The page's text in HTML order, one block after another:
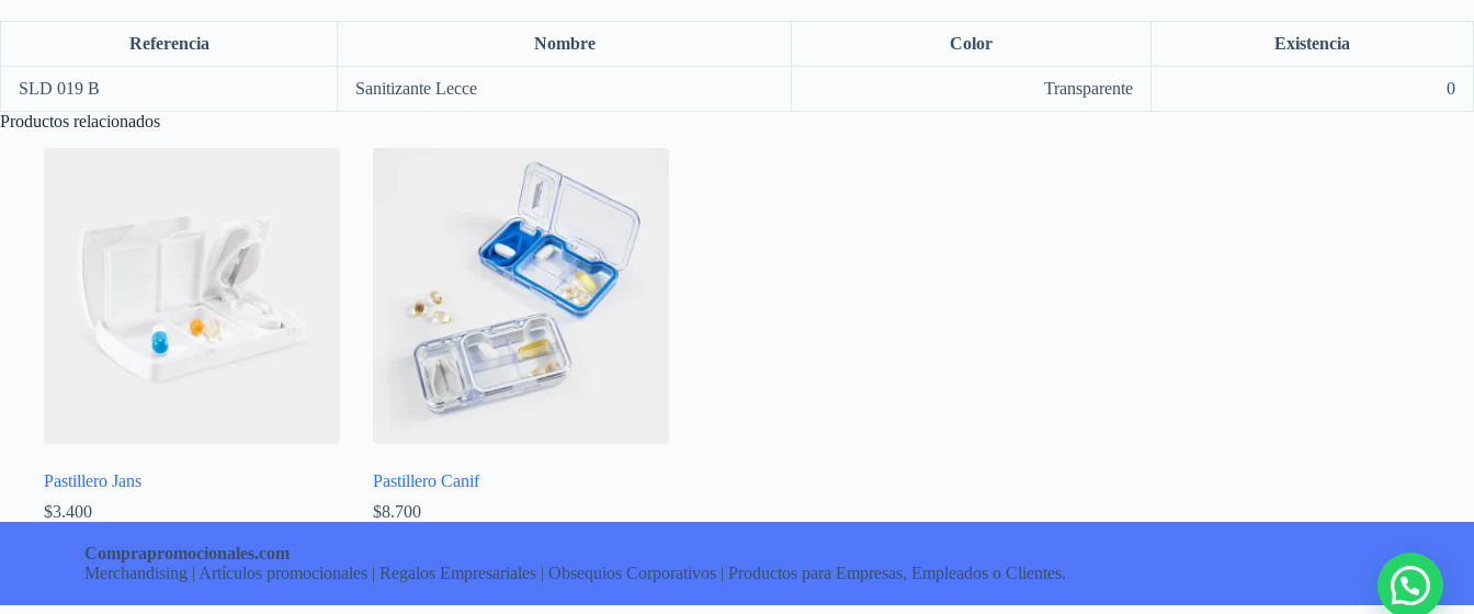
Referencia Nombre Color Existencia
SLD 019 B Sanitizante Lecce Transparente
0
Productos relacionados
Pastillero Jans
$3.400
Pastillero Canif
$8.700
Comprapromocionales.com
Merchandising | Artículos promocionales | Regalos Empresariales | Obsequios Corporativos | Productos para Empresas, Empleados o Clientes.